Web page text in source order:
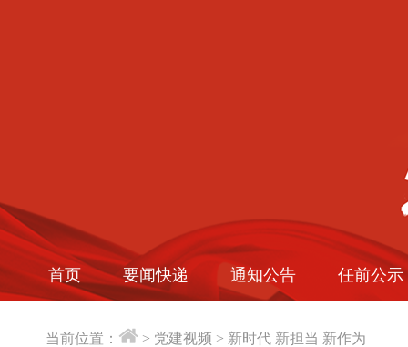
首页 要闻快递 通知公告 任前公示
当前位置： > 党建视频 > 新时代 新担当 新作为